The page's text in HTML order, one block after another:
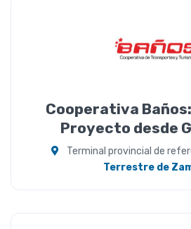
Cooperativa
Proyecto desde
Terminal provincial de
Terrestre de